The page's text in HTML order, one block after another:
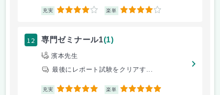
充実 4 楽単 4
12 専門ゼミナール1(1)
濱本先生
最後にレポート試験をクリアす...
充実 5 楽単 5